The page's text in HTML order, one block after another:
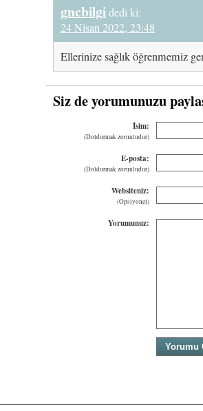
gncbilgidedi ki:
24 Nisan 2022, 23:48
Ellerinize sağlık öğrenmemiz
Siz de yorumunuzu
İsim:
(Doldurmak zorunludur)
E-posta:
(Doldurmak zorunludur)
Websiteniz:
(Opsiyonel)
Yorumunuz: